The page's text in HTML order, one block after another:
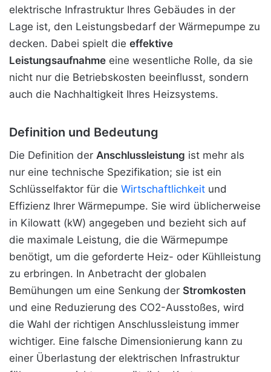
elektrische Infrastruktur Ihres Gebäudes in der
Lage ist, den Leistungsbedarf der Wärmepumpe zu
decken. Dabei spielt die effektive
Leistungsaufnahme eine wesentliche Rolle, da sie
nicht nur die Betriebskosten beeinflusst, sondern
auch die Nachhaltigkeit Ihres Heizsystems.
Definition und Bedeutung
Die Definition der Anschlussleistung ist mehr als
nur eine technische Spezifikation; sie ist ein
Schlüsselfaktor für die Wirtschaftlichkeit und
Effizienz Ihrer Wärmepumpe. Sie wird üblicherweise
in Kilowatt (kW) angegeben und bezieht sich auf
die maximale Leistung, die die Wärmepumpe
benötigt, um die geforderte Heiz- oder Kühlleistung
zu erbringen. In Anbetracht der globalen
Bemühungen um eine Senkung der Stromkosten
und eine Reduzierung des CO2-Ausstoßes, wird
die Wahl der richtigen Anschlussleistung immer
wichtiger. Eine falsche Dimensionierung kann zu
einer Überlastung der elektrischen Infrastruktur